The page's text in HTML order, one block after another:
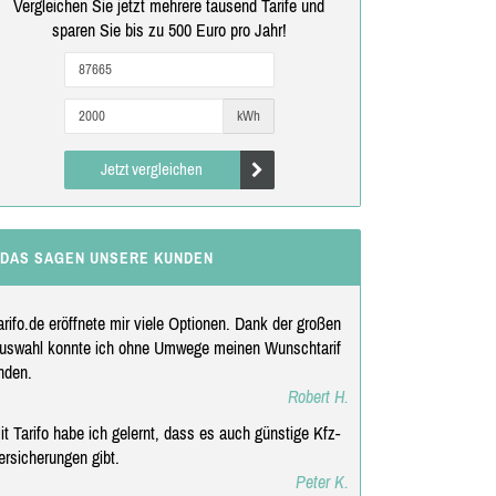
Vergleichen Sie jetzt mehrere tausend Tarife und
sparen Sie bis zu 500 Euro pro Jahr!
kWh
Jetzt vergleichen
DAS SAGEN UNSERE KUNDEN
eröffnete mir viele Optionen. Dank der großen
konnte ich ohne Umwege meinen Wunschtarif
Robert H.
Tarifo habe ich gelernt, dass es auch günstige Kfz-
gibt.
Peter K.